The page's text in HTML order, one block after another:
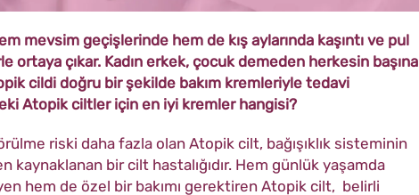
mevsim geçişlerinde hem de kış aylarında kaşıntı ve pul
ortaya çıkar. Kadın erkek, çocuk demeden herkesin başına
cildi doğru bir şekilde bakım kremleriyle tedavi
Atopik ciltler için en iyi kremler hangisi?
riski daha fazla olan Atopik cilt, bağışıklık sisteminin
kaynaklanan bir cilt hastalığıdır. Hem günlük yaşamda
hem de özel bir bakımı gerektiren Atopik cilt, belirli